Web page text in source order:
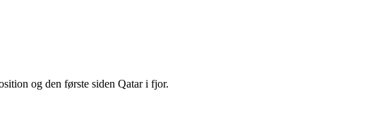
og den første siden Qatar i fjor.